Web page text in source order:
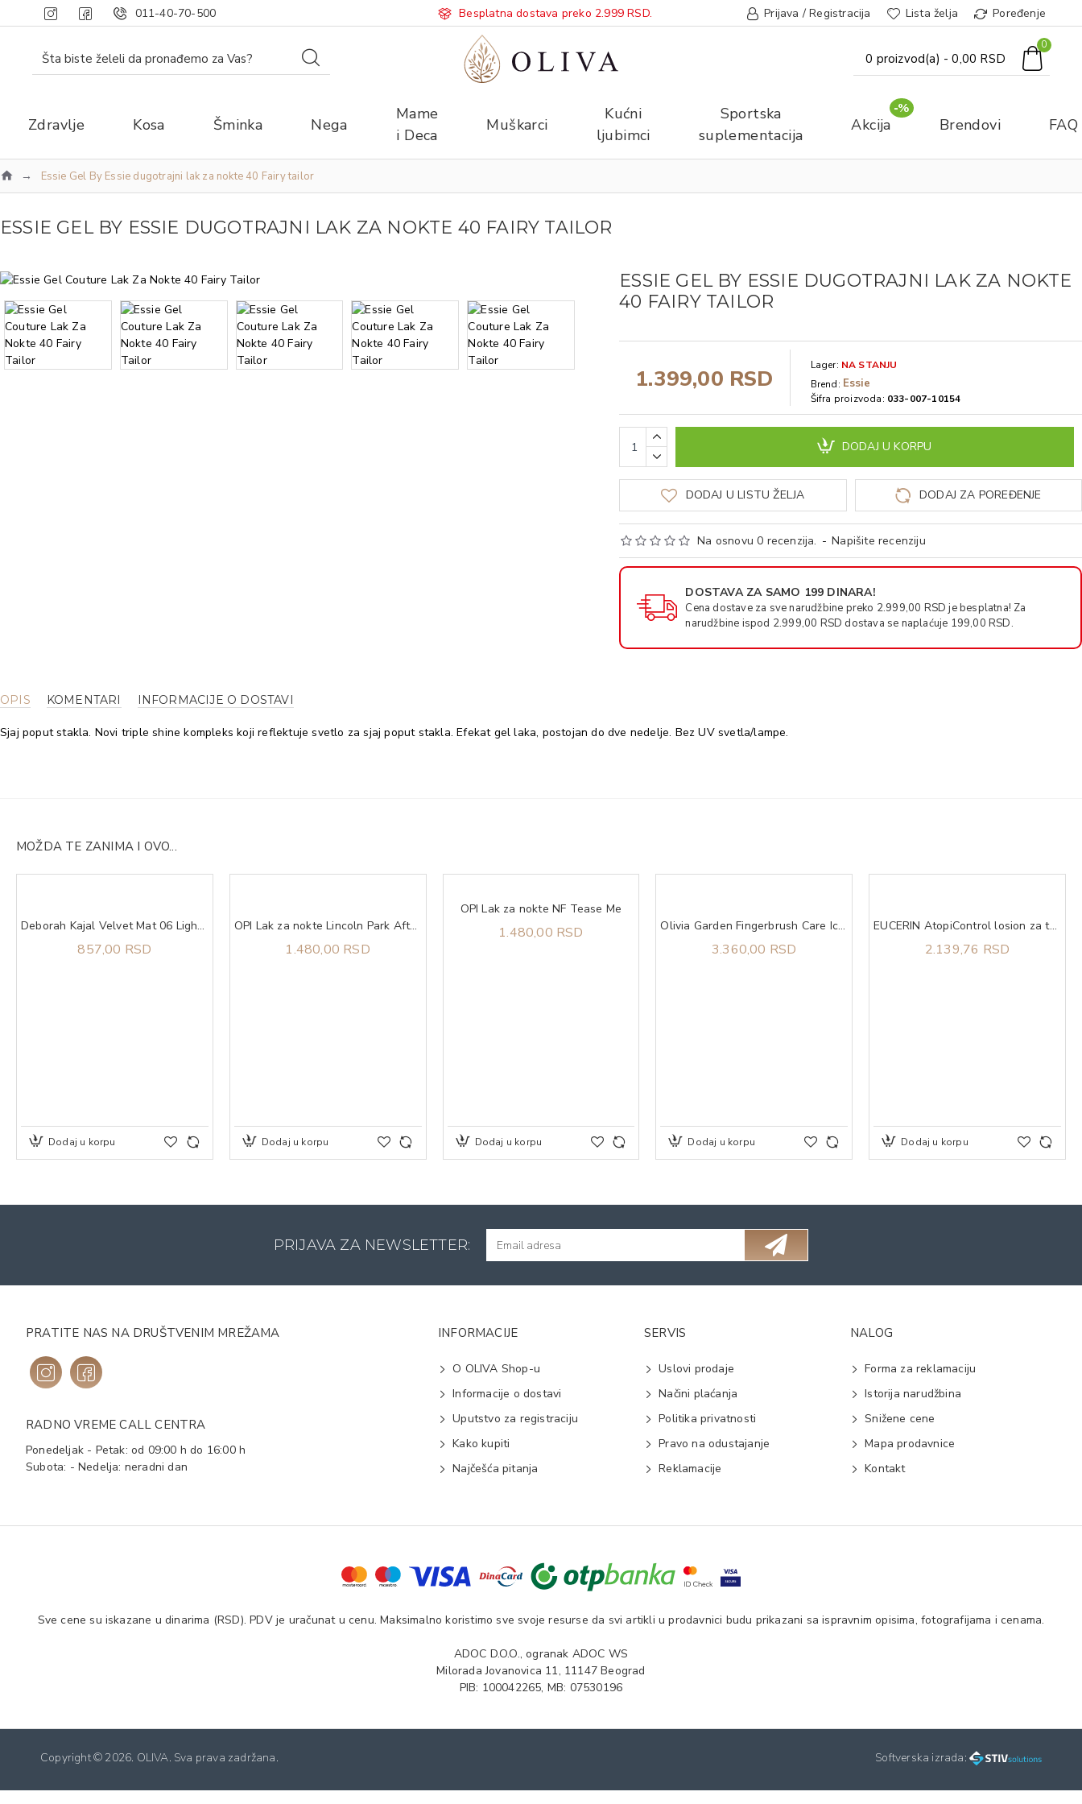
011-40-70-500 Besplatna dostava preko 2.999 RSD. Prijava / Registracija Lista želja Poređenje
0 proizvod(a) - 0,00 RSD
0
Zdravlje Kosa Šminka Nega
Mame
i Deca
Muškarci
Kućni
ljubimci
Sportska
suplementacija
Akcija
-%
Brendovi FAQ
Essie Gel By Essie dugotrajni lak za nokte 40 Fairy tailor
ESSIE GEL BY ESSIE DUGOTRAJNI LAK ZA NOKTE 40 FAIRY TAILOR
ESSIE GEL BY ESSIE DUGOTRAJNI LAK ZA NOKTE
40 FAIRY TAILOR
Na osnovu 0 recenzija. - Napišite recenziju
1.399,00 RSD Lager: NA STANJU
Brend: Essie
Šifra proizvoda: 033-007-10154
DODAJ U KORPU
DODAJ U LISTU ŽELJA DODAJ ZA POREĐENJE
DOSTAVA ZA SAMO 199 DINARA!
Cena dostave za sve narudžbine preko 2.999,00 RSD je besplatna! Za
narudžbine ispod 2.999,00 RSD dostava se naplaćuje 199,00 RSD.
OPIS KOMENTARI INFORMACIJE O DOSTAVI
Sjaj poput stakla. Novi triple shine kompleks koji reflektuje svetlo za sjaj poput stakla. Efekat gel laka, postojan do dve nedelje. Bez UV svetla/lampe.
MOŽDA TE ZANIMA I OVO...
Deborah Kajal Velvet Mat 06 Light Blue
857,00 RSD
Dodaj u korpu
OPI Lak za nokte Lincoln Park After Dark
1.480,00 RSD
Dodaj u korpu
OPI Lak za nokte NF Tease Me
1.480,00 RSD
Dodaj u korpu
Olivia Garden Fingerbrush Care Iconic Boar&Nylon Pastel Pink L
3.360,00 RSD
Dodaj u korpu
EUCERIN AtopiControl losion za telo 250ml
2.139,76 RSD
Dodaj u korpu
PRIJAVA ZA NEWSLETTER:
PRATITE NAS NA DRUŠTVENIM MREŽAMA
RADNO VREME CALL CENTRA
Ponedeljak - Petak: od 09:00 h do 16:00 h
Subota: - Nedelja: neradni dan
INFORMACIJE
O OLIVA Shop-u
Informacije o dostavi
Uputstvo za registraciju
Kako kupiti
Najčešća pitanja
SERVIS
Uslovi prodaje
Načini plaćanja
Politika privatnosti
Pravo na odustajanje
Reklamacije
NALOG
Forma za reklamaciju
Istorija narudžbina
Snižene cene
Mapa prodavnice
Kontakt
Sve cene su iskazane u dinarima (RSD). PDV je uračunat u cenu. Maksimalno koristimo sve svoje resurse da svi artikli u prodavnici budu prikazani sa ispravnim opisima, fotografijama i cenama.
ADOC D.O.O., ogranak ADOC WS
Milorada Jovanovica 11, 11147 Beograd
PIB: 100042265, MB: 07530196
Copyright © 2026. OLIVA. Sva prava zadržana. Softverska izrada: